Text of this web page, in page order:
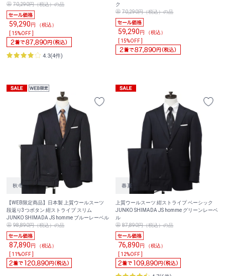
70,290円（税込）の品
59,290円 （税込）
[ 15%OFF ]
4.3(4件)
ク
70,290円（税込）の品
59,290円 （税込）
[ 15%OFF ]
【WEB限定商品】日本製 上質ウールスーツ
段返り3つボタン 紺ストライプ スリム
JUNKO SHIMADA JS homme ブルーレーベル
98,890円（税込）の品
87,890円 （税込）
[ 11%OFF ]
上質ウールスーツ 紺ストライプ ベーシック
JUNKO SHIMADA JS homme グリーンレーベ
ル
87,890円（税込）の品
76,890円 （税込）
[ 12%OFF ]